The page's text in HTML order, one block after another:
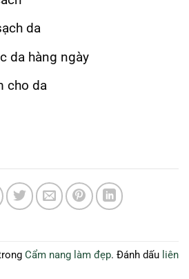
da
da hàng ngày
cho da
Cẩm nang làm đẹp. Đánh dấu liên